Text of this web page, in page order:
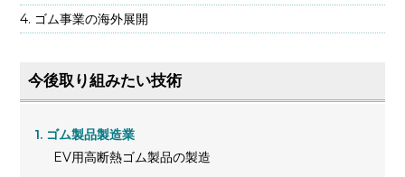
ゴム事業の海外展開
今後取り組みたい技術
ゴム製品製造業
EV用高断熱ゴム製品の製造